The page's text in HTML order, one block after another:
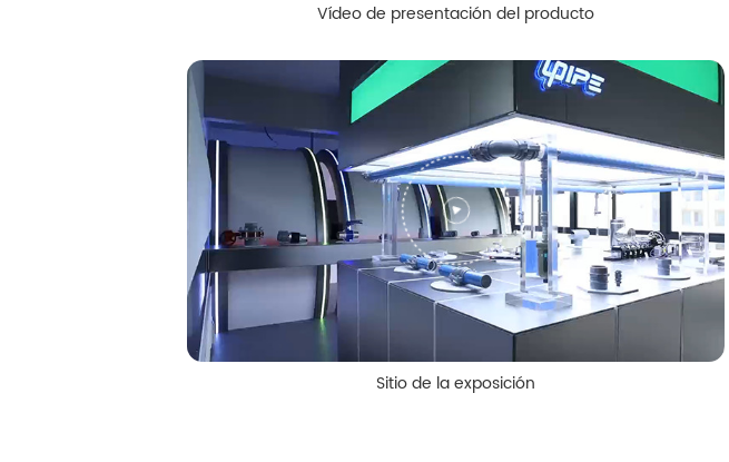
Vídeo de presentación del producto
Sitio de la exposición